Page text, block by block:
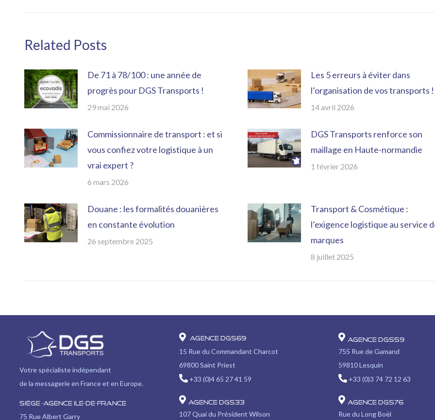
Related Posts
De 71 à 78/100 : une année de
progrès pour DGS Transports !
29 mai 2026
Les 5 erreurs à éviter dans
l’organisation de vos transports !
14 avril 2026
Commissionnaire de transport : et si
vous confiez votre logistique à un
vrai expert ?
6 mars 2026
DGS Transports renforce son
maillage en Haute-normandie
1 février 2026
Douane : les formalités douanières
en constante évolution
26 septembre 2025
Transport & Cosmétique :
l’exigence logistique au service
marques
8 juillet 2025
Votre spécialiste indépendant
de la messagerie en France et en Europe.
Siège -Agence Ile-de-France
75 Rue Albert Garry
Agence DGS69
15 Rue du Commandant Charcot
69800 Saint Priest
+33 (0)4 65 27 41 59
Agence DGS33
107 Quai du Président Wilson
Agence DGS59
755 Rue de Gamand
59810 Lesquin
+33 (0)3 74 72 12 63
Agence DGS76
Rue du Long Boël